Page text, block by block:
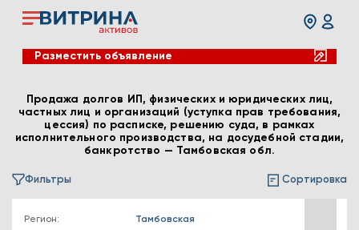
Разместить объявление
Продажа долгов ИП, физических и юридических лиц,
частных лиц и организаций (уступка прав требования,
цессия) по расписке, решению суда, в рамках
исполнительного производства, на досудебной стадии,
банкротство — Тамбовская обл.
Фильтры Сортировка
Регион:
Тамбовская